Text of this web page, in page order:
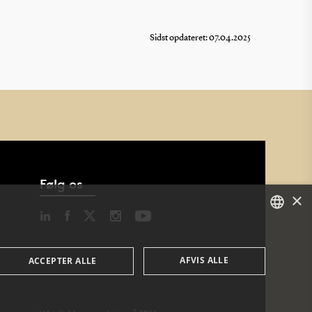
Sidst opdateret: 07.04.2025
Følg os
DANISH
×
ACCEPTER ALLE AFVIS ALLE